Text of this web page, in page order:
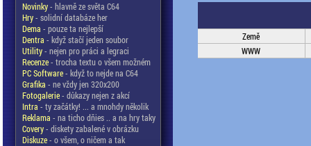
Novinky- hlavně ze světa C64
Hry- solidní databáze her
Dema - pouze ta nejlepší
Dentra - když stačí jeden soubor
Utility- nejen pro práci a legraci
Recenze- trocha textu o všem možném
PC Software- když to nejde na C64
Grafika - ne vždy jen 320x200
Fotogalerie- důkazy nejen z akcí
Intra - ty začátky! ... a mnohdy několik
Reklama - na ticho dňies .. a na hry taky
Covery- diskety zabalené v obrázku
Diskuze- o všem, o ničem a tak
Země
WWW